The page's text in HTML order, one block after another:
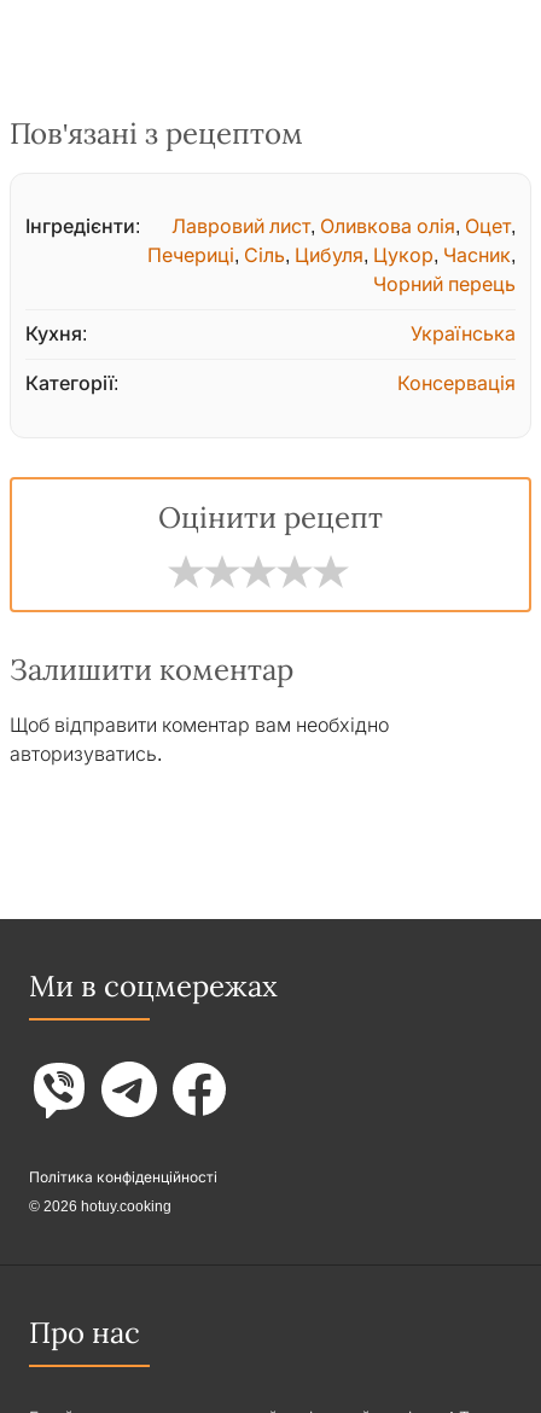
Пов'язані з рецептом
Інгредієнти: Лавровий лист, Оливкова олія, Оцет,
Печериці, Сіль, Цибуля, Цукор, Часник,
Чорний перець
Кухня: Українська
Категорії: Консервація
Оцінити рецепт
Залишити коментар
Щоб відправити коментар вам необхідно
авторизуватись.
Ми в соцмережах
Політика конфіденційності
© 2026 hotuy.cooking
Про нас